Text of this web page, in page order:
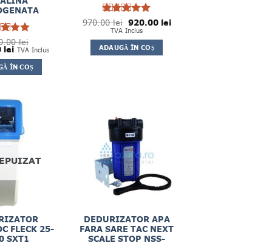
la
5
lei
lei.
leiPrețul
curent
este:
3,370.00 lei.
TVA Inclus
ÎN COȘ
Evaluat la
din 5
970.00lei Prețul
inițial
a
fost:
970.00 lei.
920.00 leiPrețul
curent
TVA Inclus
ADAUGĂ ÎN COȘ
FLECK 25-
SXT1
DEDURIZATOR APA
FARA SARE TAC NEXT
SCALE STOP NSS-